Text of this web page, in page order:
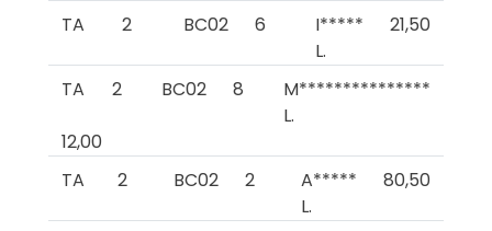
TA
2 BC02 6
I*****
L.
21,50
TA 2 BC02 8
M***************
L.
12,00
TA
2 BC02 2
A*****
L.
80,50